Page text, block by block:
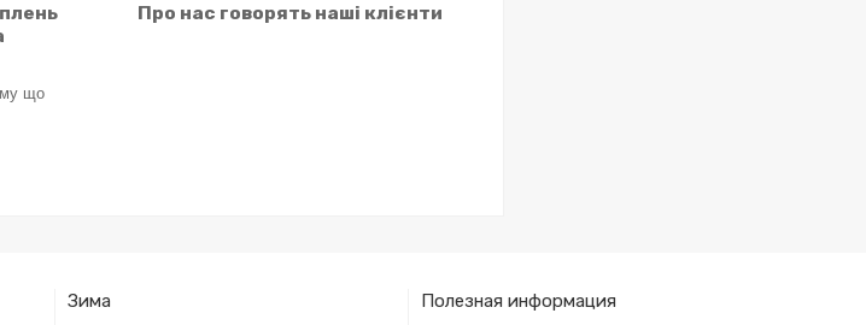
що
Про нас говорять наші клієнти
Зима Полезная информация